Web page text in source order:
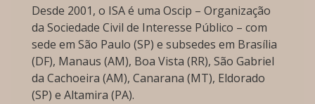
Desde 2001, o ISA é uma Oscip – Organização
da Sociedade Civil de Interesse Público – com
sede em São Paulo (SP) e subsedes em Brasília
(DF), Manaus (AM), Boa Vista (RR), São Gabriel
da Cachoeira (AM), Canarana (MT), Eldorado
(SP) e Altamira (PA).